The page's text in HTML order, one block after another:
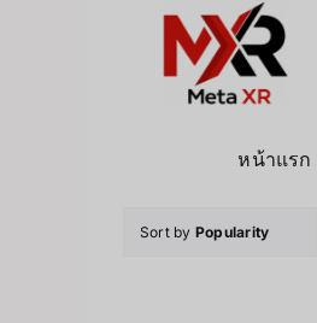
หน้าแรก
Sort by Popularity